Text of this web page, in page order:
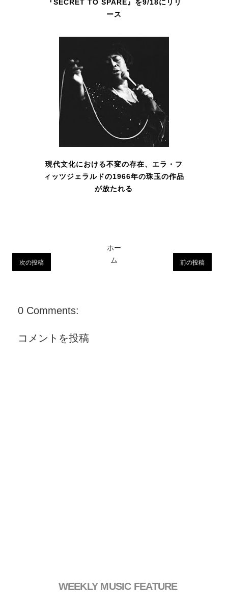
『SECRET TO SPARE』を9/18にリリ
ース
現代文化における不変の存在、エラ・フ
ィッツジェラルドの1966年の珠玉の作品
が放たれる
次の投稿 前の投稿
ホー
ム
0 Comments:
コメントを投稿
WEEKLY MUSIC FEATURE